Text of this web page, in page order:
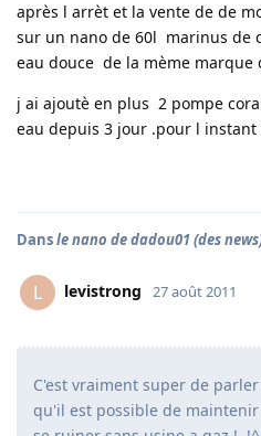
après l arrèt et la vente de de
sur un nano de 60l marinus de
eau douce de la mème marque
j ai ajoutè en plus 2 pompe
eau depuis 3 jour .pour l instant
Dansle nano de dadou01 (des
L levistrong 27 août 2011
C'est vraiment super de
qu'il est possible de maintenir